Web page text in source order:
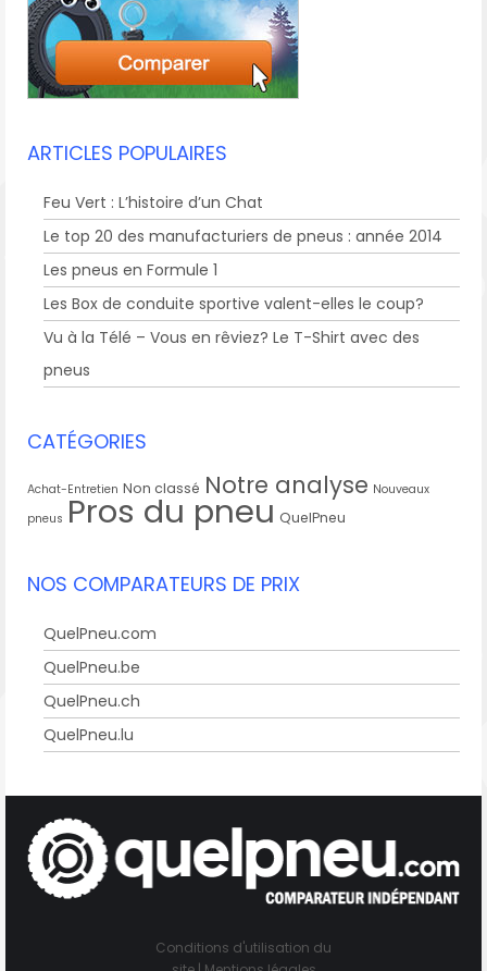
ARTICLES POPULAIRES
Feu Vert : L’histoire d’un Chat
Le top 20 des manufacturiers de pneus : année 2014
Les pneus en Formule 1
Les Box de conduite sportive valent-elles le coup?
Vu à la Télé – Vous en rêviez? Le T-Shirt avec des
pneus
CATÉGORIES
Achat-Entretien Non classé Notre analyse Nouveaux
pneus Pros du pneu QuelPneu
NOS COMPARATEURS DE PRIX
QuelPneu.com
QuelPneu.be
QuelPneu.ch
QuelPneu.lu
Conditions d'utilisation du